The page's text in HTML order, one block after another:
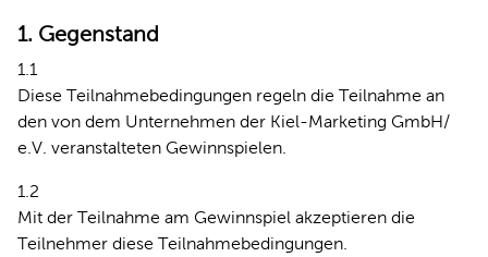
1. Gegenstand
1.1
Diese Teilnahmebedingungen regeln die Teilnahme an
den von dem Unternehmen der Kiel-Marketing GmbH/
e.V. veranstalteten Gewinnspielen.
1.2
Mit der Teilnahme am Gewinnspiel akzeptieren die
Teilnehmer diese Teilnahmebedingungen.